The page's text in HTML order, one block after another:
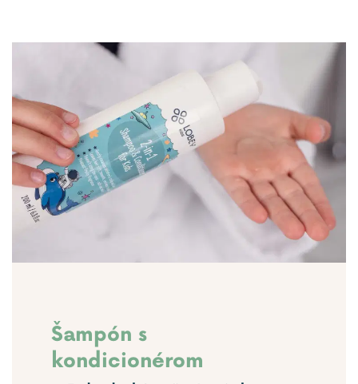
Šampón s
kondicionérom